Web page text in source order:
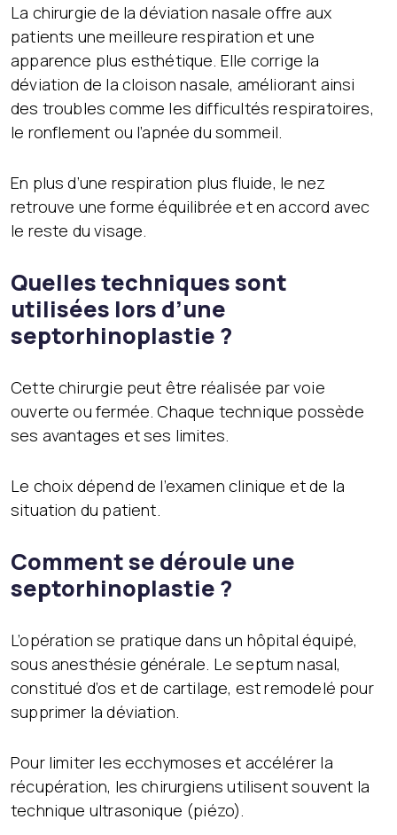
La chirurgie de la déviation nasale offre aux
patients une meilleure respiration et une
apparence plus esthétique. Elle corrige la
déviation de la cloison nasale, améliorant ainsi
des troubles comme les difficultés respiratoires,
le ronflement ou l’apnée du sommeil.
En plus d’une respiration plus fluide, le nez
retrouve une forme équilibrée et en accord avec
le reste du visage.
Quelles techniques sont
utilisées lors d’une
septorhinoplastie ?
Cette chirurgie peut être réalisée par voie
ouverte ou fermée. Chaque technique possède
ses avantages et ses limites.
Le choix dépend de l’examen clinique et de la
situation du patient.
Comment se déroule une
septorhinoplastie ?
L’opération se pratique dans un hôpital équipé,
sous anesthésie générale. Le septum nasal,
constitué d’os et de cartilage, est remodelé pour
supprimer la déviation.
Pour limiter les ecchymoses et accélérer la
récupération, les chirurgiens utilisent souvent la
technique ultrasonique (piézo).